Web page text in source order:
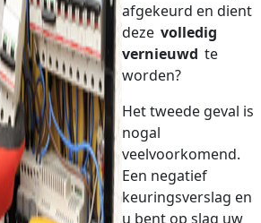
afgekeurd en dient
deze volledig
vernieuwd te
worden?
Het tweede geval is
nogal
veelvoorkomend.
Een negatief
keuringsverslag en
u bent op slag uw